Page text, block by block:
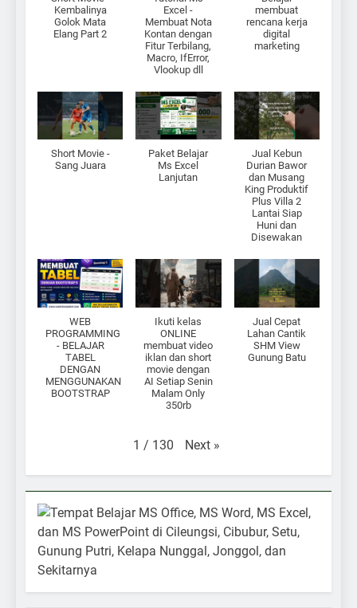
Kembalinya
Golok Mata
Elang Part 2
Excel -
Membuat Nota
Kontan dengan
Fitur Terbilang,
Macro, IfError,
Vlookup dll
membuat
rencana kerja
digital
marketing
Short Movie -
Sang Juara
Paket Belajar
Ms Excel
Lanjutan
Jual Kebun
Durian Bawor
dan Musang
King Produktif
Plus Villa 2
Lantai Siap
Huni dan
Disewakan
WEB
PROGRAMMING
- BELAJAR
TABEL
DENGAN
MENGGUNAKAN
BOOTSTRAP
Ikuti kelas
ONLINE
membuat video
iklan dan short
movie dengan
AI Setiap Senin
Malam Only
350rb
Jual Cepat
Lahan Cantik
SHM View
Gunung Batu
1 / 130 Next »